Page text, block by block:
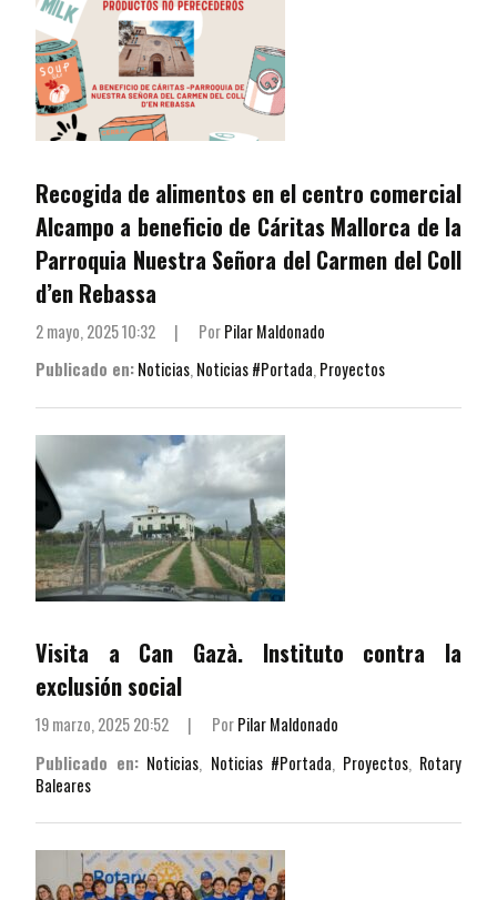
Recogida de alimentos en el centro comercial
Alcampo a beneficio de Cáritas Mallorca de la
Parroquia Nuestra Señora del Carmen del Coll
d’en Rebassa
2 mayo, 2025 10:32 | PorPilar Maldonado
Publicado en:Noticias,Noticias #Portada,Proyectos
Visita a Can Gazà. Instituto contra la
exclusión social
19 marzo, 2025 20:52 | PorPilar Maldonado
Publicado en: Noticias, Noticias #Portada, Proyectos, Rotary
Baleares